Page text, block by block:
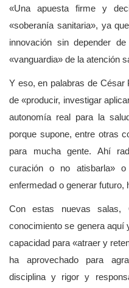
«Una apuesta firme y
«soberanía sanitaria», ya
innovación sin depender
«vanguardia» de la atención
Y eso, en palabras de César
de «producir, investigar
autonomía real para la
porque supone, entre otras
para mucha gente. Ahí
curación o no atisbarla»
enfermedad o generar futuro,
Con estas nuevas
conocimiento se genera aquí
capacidad para «atraer y
ha aprovechado para
disciplina y rigor y